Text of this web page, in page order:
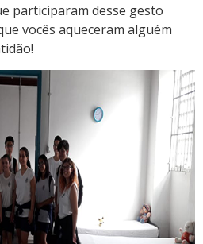
participaram desse gesto
vocês aqueceram alguém